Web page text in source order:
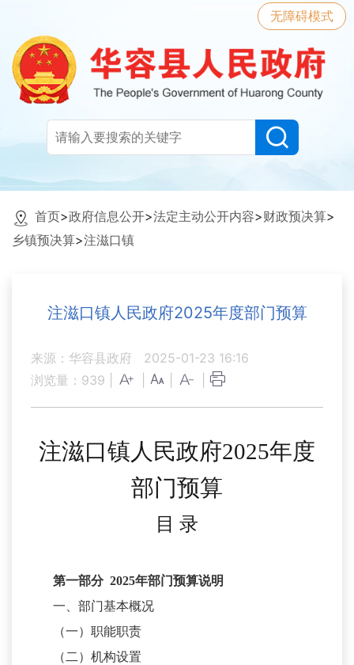
无障碍模式
首页>政府信息公开>法定主动公开内容>财政预决算>
乡镇预决算>注滋口镇
注滋口镇人民政府2025年度部门预算
来源：华容县政府
2025-01-23 16:16
浏览量： 939
注滋口镇人民政府2025年度
部门预算
目 录
第一部分 2025年部门预算说明
一、部门基本概况
（一）职能职责
（二）机构设置